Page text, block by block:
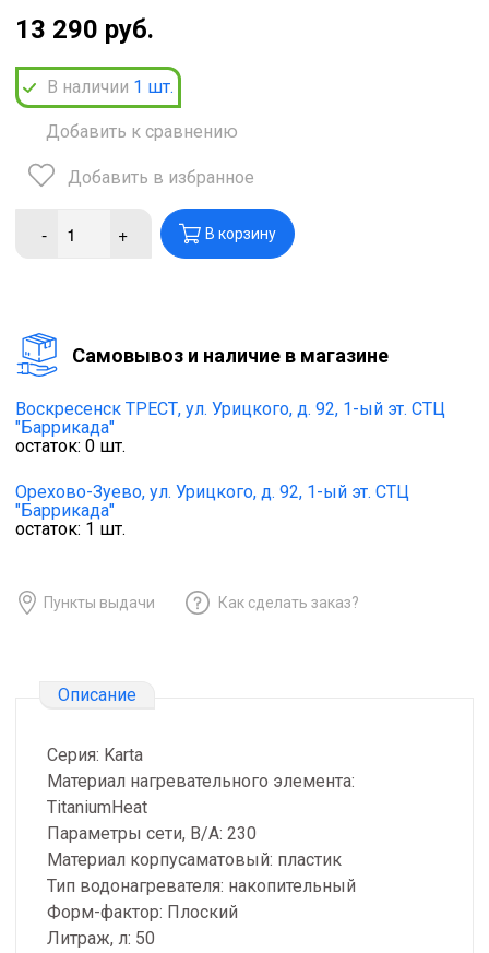
13 290 руб.
В наличии 1 шт.
Добавить к сравнению
Добавить в избранное
- + В корзину
Cамовывоз и наличие в магазине
Воскресенск ТРЕСТ, ул. Урицкого, д. 92, 1-ый эт. СТЦ
"Баррикада"
остаток: 0 шт.
Орехово-Зуево, ул. Урицкого, д. 92, 1-ый эт. СТЦ
"Баррикада"
остаток: 1 шт.
Пункты выдачи Как сделать заказ?
Описание
Серия: Karta
Материал нагревательного элемента:
TitaniumHeat
Параметры сети, В/А: 230
Материал корпусаматовый: пластик
Тип водонагревателя: накопительный
Форм-фактор: Плоский
Литраж, л: 50